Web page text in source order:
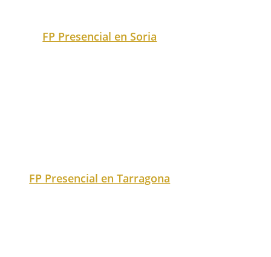
FP Presencial en todas las